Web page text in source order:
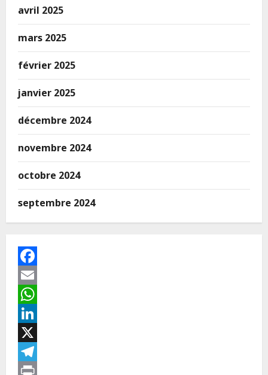
avril 2025
mars 2025
février 2025
janvier 2025
décembre 2024
novembre 2024
octobre 2024
septembre 2024
Facebook
Email
WhatsApp
LinkedIn
X
Telegram